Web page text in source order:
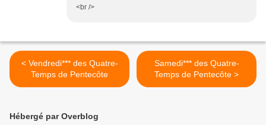
<br />
< Vendredi*** des Quatre-
Temps de Pentecôte
Samedi*** des Quatre-
Temps de Pentecôte >
Hébergé par Overblog